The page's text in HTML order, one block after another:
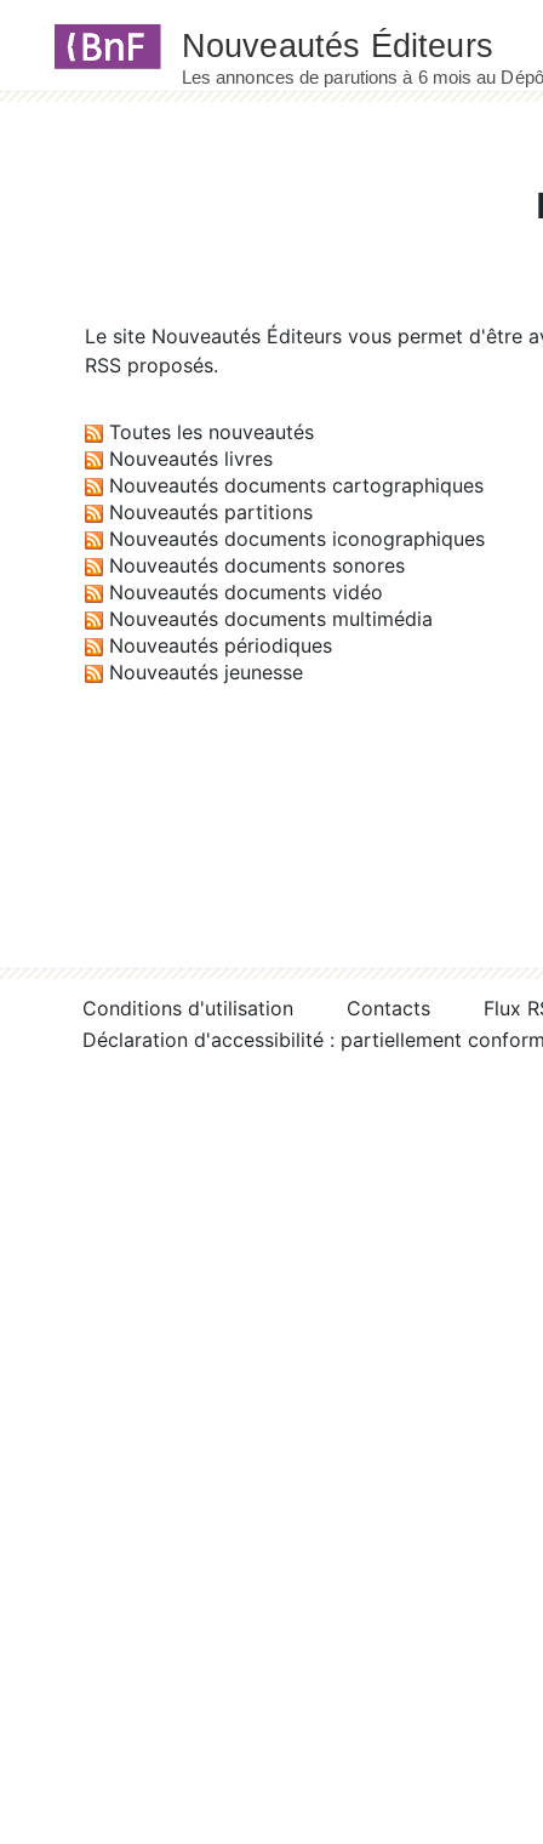
Le site Nouveautés Éditeurs vous permet d'être
RSS proposés.
Toutes les nouveautés
Nouveautés livres
Nouveautés documents cartographiques
Nouveautés partitions
Nouveautés documents iconographiques
Nouveautés documents sonores
Nouveautés documents vidéo
Nouveautés documents multimédia
Nouveautés périodiques
Nouveautés jeunesse
Conditions d'utilisation Contacts
Flux
Déclaration d'accessibilité : partiellement